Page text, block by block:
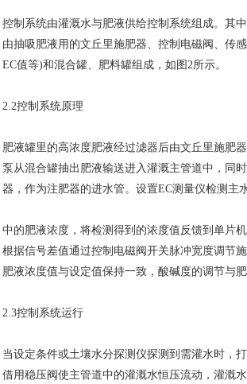
控制系统由灌溉水与肥液供给控制系统组成。其
由抽吸肥液用的文丘里施肥器、控制电磁阀、传感
EC值等)和混合罐、肥料罐组成，如图2所示。
2.2控制系统原理
肥液罐里的高浓度肥液经过滤器后由文丘里施肥
泵从混合罐抽出肥液输送进入灌溉主管道中，同
器，作为注肥器的进水管。设置EC测量仪检测主
中的肥液浓度，将检测得到的浓度值反馈到单片
根据信号差值通过控制电磁阀开关脉冲宽度调节
肥液浓度值与设定值保持一致，酸碱度的调节与肥
2.3控制系统运行
当设定条件或土壤水分探测仪探测到需灌水时，
借用稳压阀使主管道中的灌溉水恒压流动，灌溉